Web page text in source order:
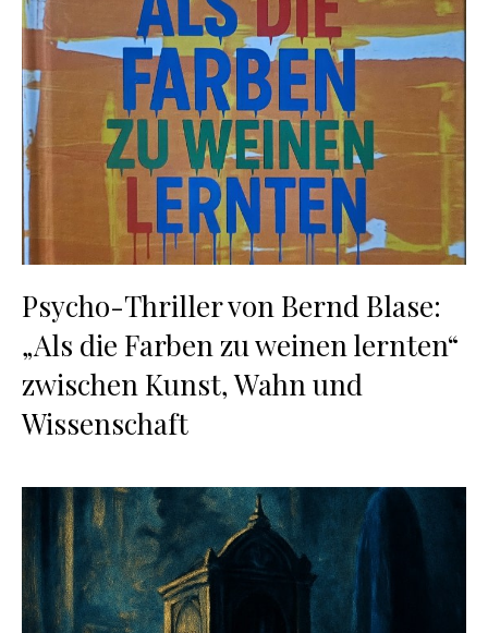
Psycho-Thriller von Bernd Blase:
„Als die Farben zu weinen lernten“
zwischen Kunst, Wahn und
Wissenschaft